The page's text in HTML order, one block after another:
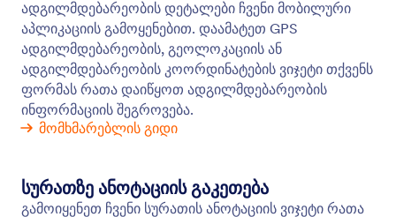
Collecting Photos